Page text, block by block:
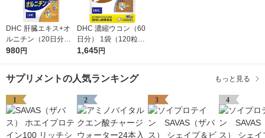
DHC 肝臓エキス+オ
ルニチン（20日分） 1
袋（60粒） ディーエ
980円
DHC 濃縮ウコン（60
日分） 1袋（120粒）
ディーエイチシー サ
1,645円
サプリメントの人気ランキング もっと見る
1 2 3 4